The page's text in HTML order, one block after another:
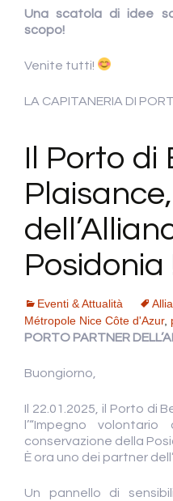
Una scatola di idee
scopo!
Venite tutti!
LA CAPITANERIA DI
Il Porto di
Posidonia
Eventi & Attualità
Métropole Nice Côte d'Azur,
PORTO PARTNER
Buongiorno,
Il 22.01.2025, il Porto di
l’“Impegno
conservazione della
È ora uno dei partner dell’
Un pannello di